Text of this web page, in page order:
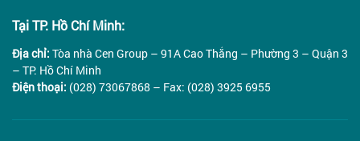
Tại TP. Hồ Chí Minh:
Địa chỉ: Tòa nhà Cen Group – 91A Cao Thắng – Phường 3 – Quận 3
– TP. Hồ Chí Minh
Điện thoại: (028) 73067868 – Fax: (028) 3925 6955